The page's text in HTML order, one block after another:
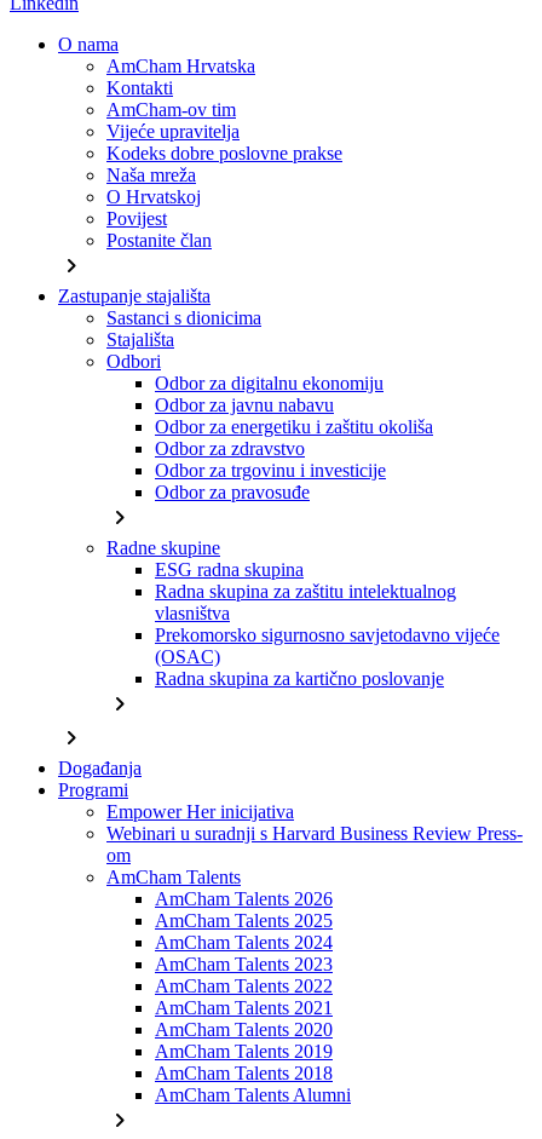
O nama
AmCham Hrvatska
Kontakti
AmCham-ov tim
Vijeće upravitelja
Kodeks dobre poslovne prakse
Naša mreža
O Hrvatskoj
Povijest
Postanite član
chevron_right
Zastupanje stajališta
Sastanci s dionicima
Stajališta
Odbori
Odbor za digitalnu ekonomiju
Odbor za javnu nabavu
Odbor za energetiku i zaštitu okoliša
Odbor za zdravstvo
Odbor za trgovinu i investicije
Odbor za pravosuđe
chevron_right
Radne skupine
ESG radna skupina
Radna skupina za zaštitu intelektualnog
vlasništva
Prekomorsko sigurnosno savjetodavno vijeće
(OSAC)
Radna skupina za kartično poslovanje
chevron_right
chevron_right
Događanja
Programi
Empower Her inicijativa
Webinari u suradnji s Harvard Business Review Press-
om
AmCham Talents
AmCham Talents 2026
AmCham Talents 2025
AmCham Talents 2024
AmCham Talents 2023
AmCham Talents 2022
AmCham Talents 2021
AmCham Talents 2020
AmCham Talents 2019
AmCham Talents 2018
AmCham Talents Alumni
chevron_right